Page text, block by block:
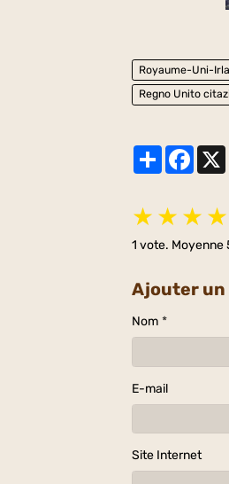
Royaume-Uni-
Regno Unito
Partager
★ ★ ★ ★
1 vote. Moyenne
Ajouter
Nom
E-mail
Site Internet